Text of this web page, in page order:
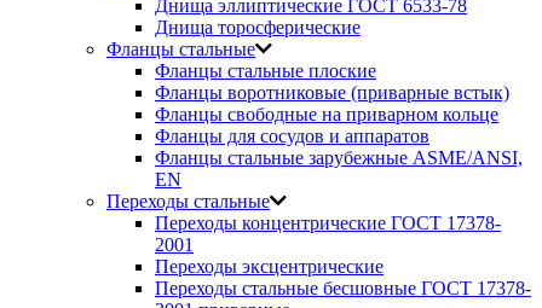
Днища эллиптические ГОСТ 6533-78
Днища торосферические
Фланцы стальные
Фланцы стальные плоские
Фланцы воротниковые (приварные встык)
Фланцы свободные на приварном кольце
Фланцы для сосудов и аппаратов
Фланцы стальные зарубежные ASME/ANSI,
EN
Переходы стальные
Переходы концентрические ГОСТ 17378-
2001
Переходы эксцентрические
Переходы стальные бесшовные ГОСТ 17378-